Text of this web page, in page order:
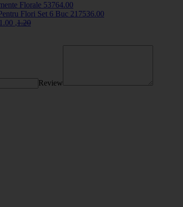
Florale 53764.00
Flori Set 6 Buc 217536.00
1 .00 ,1.20
Review